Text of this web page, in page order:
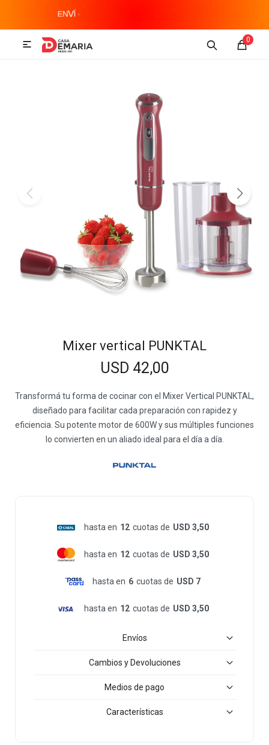
0

Mixer vertical PUNKTAL
USD 42,00
Transformá tu forma de cocinar con el Mixer Vertical PUNKTAL,
diseñado para facilitar cada preparación con rapidez y
eficiencia. Su potente motor de 600W y sus múltiples funciones
lo convierten en un aliado ideal para el día a día.
hasta en 12 cuotas de USD 3,50
hasta en 12 cuotas de USD 3,50
hasta en 6 cuotas de USD 7
hasta en 12 cuotas de USD 3,50
Envíos
Cambios y Devoluciones
Medios de pago
Características
Imagen y Sonido Hogar